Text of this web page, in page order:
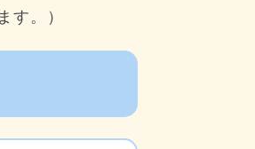
す。）